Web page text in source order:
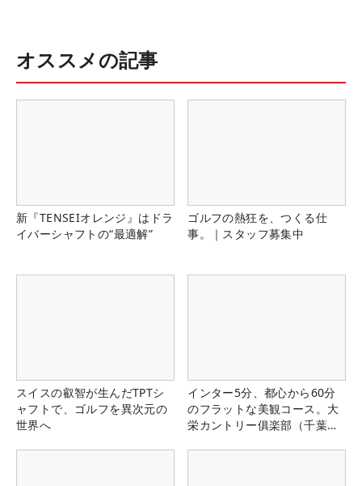
オススメの記事
新『TENSEIオレンジ』はドラ
イバーシャフトの“最適解”
ゴルフの熱狂を、つくる仕
事。｜スタッフ募集中
スイスの叡智が生んだTPTシ
ャフトで、ゴルフを異次元の
世界へ
インター5分、都心から60分
のフラットな美観コース。大
栄カントリー俱楽部（千葉